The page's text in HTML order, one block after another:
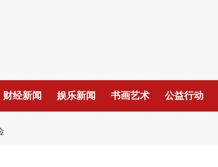
财经新闻 娱乐新闻 书画艺术 公益行动